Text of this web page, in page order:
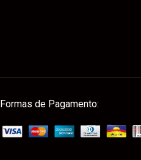
Formas de Pagamento: